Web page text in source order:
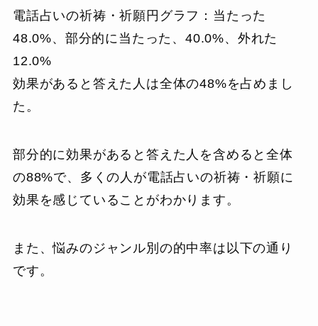
電話占いの祈祷・祈願円グラフ：当たった
48.0%、部分的に当たった、40.0%、外れた
12.0%
効果があると答えた人は全体の48%を占めまし
た。
部分的に効果があると答えた人を含めると全体
の88%で、多くの人が電話占いの祈祷・祈願に
効果を感じていることがわかります。
また、悩みのジャンル別の的中率は以下の通り
です。